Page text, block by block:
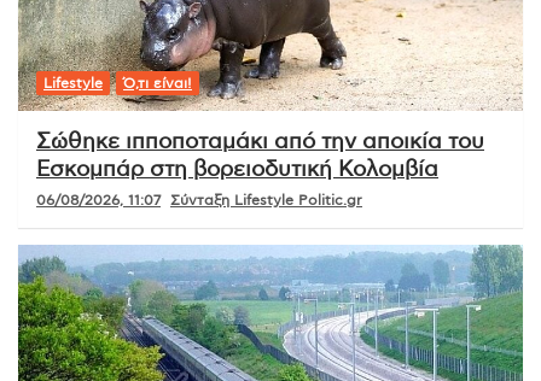
Lifestyle Ό,τι είναι!
Σώθηκε ιπποποταμάκι από την αποικία του
Εσκομπάρ στη βορειοδυτική Κολομβία
06/08/2026, 11:07 Σύνταξη Lifestyle Politic.gr